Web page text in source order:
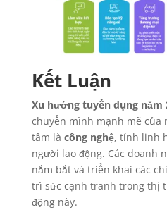
Kết Luận
Xu hướng tuyển dụng năm
chuyển mình mạnh mẽ của
tâm là công nghệ, tính linh
người lao động. Các doanh
nắm bắt và triển khai các
trì sức cạnh tranh trong thị
động này.